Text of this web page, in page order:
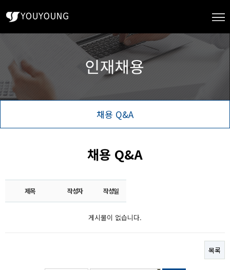
채용 Q&A
채용 Q&A
제목 작성자 작성일
게시물이 없습니다.
목록